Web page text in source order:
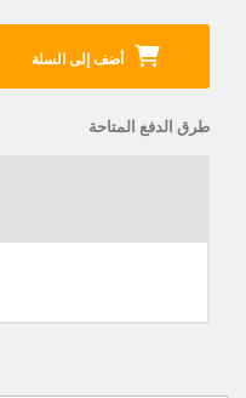
أضف إلى السلة
طرق الدفع المتاحة